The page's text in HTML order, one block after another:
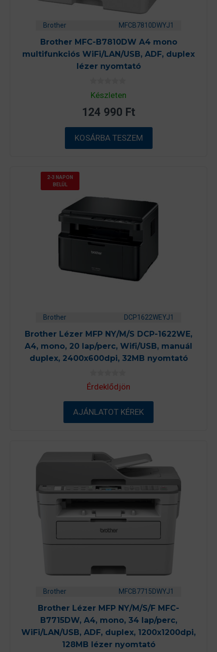
Brother MFCB7810DWYJ1
Brother MFC-B7810DW A4 mono
multifunkciós WiFi/LAN/USB, ADF, duplex
lézer nyomtató
0
a
5
-
l
Készleten
124 990 Ft
KOSÁRBA TESZEM
2-3 NAPON
BELÜL
Brother DCP1622WEYJ1
Brother Lézer MFP NY/M/S DCP-1622WE,
A4, mono, 20 lap/perc, Wifi/USB, manuál
duplex, 2400x600dpi, 32MB nyomtató
0
a
5
-
b
ő
Érdeklődjön
AJÁNLATOT KÉREK
Brother MFCB7715DWYJ1
Brother Lézer MFP NY/M/S/F MFC-
B7715DW, A4, mono, 34 lap/perc,
WiFi/LAN/USB, ADF, duplex, 1200x1200dpi,
128MB lézer nyomtató